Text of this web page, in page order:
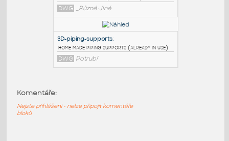
UNISTRUT-POLY-POST BASE_Generic
Unistrut™ s PE podporami potrubí
DWG Nádrže
DWG
_Různé-Jiné
Komentáře:
Nejste přihlášeni - nelze připojit komentáře
bloků